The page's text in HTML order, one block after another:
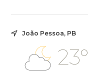
João Pessoa, PB
23°